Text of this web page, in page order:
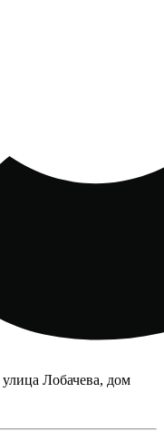
Лобачева, дом